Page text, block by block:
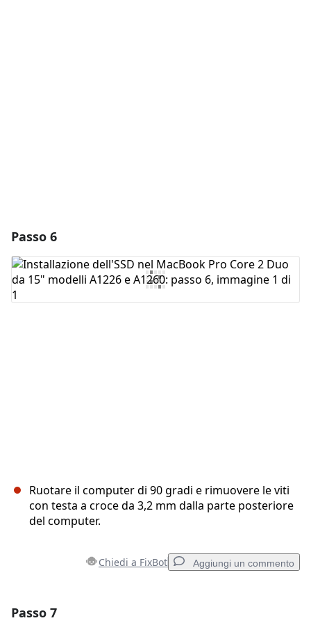
Passo 6
Ruotare il computer di 90 gradi e rimuovere le viti
con testa a croce da 3,2 mm dalla parte posteriore
del computer.
Chiedi a FixBot Aggiungi un commento
Passo 7